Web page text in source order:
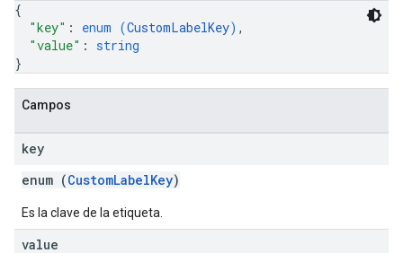
{
"key" : enum (CustomLabelKey) ,
"value" : string
}
Campos
key
enum (CustomLabelKey)
Es la clave de la etiqueta.
value